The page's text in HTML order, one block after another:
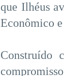
que Ilhéus
Econômico
Construído